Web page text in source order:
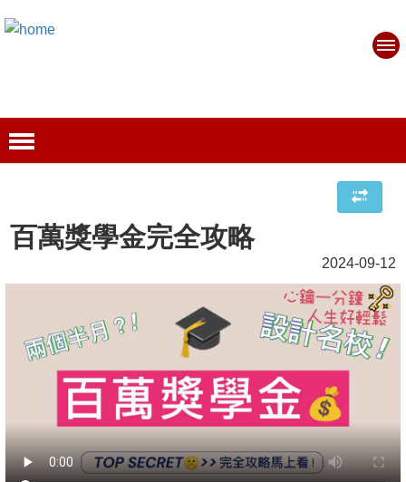
百萬獎學金完全攻略
2024-09-12